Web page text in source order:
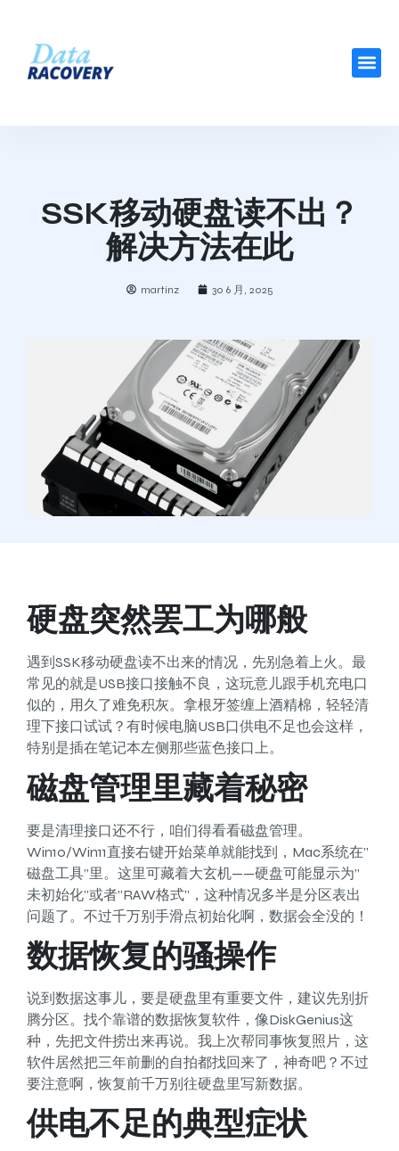
SSK移动硬盘读不出？
解决方法在此
martinz 30 6 月, 2025
硬盘突然罢工为哪般
遇到SSK移动硬盘读不出来的情况，先别急着上火。最
常见的就是USB接口接触不良，这玩意儿跟手机充电口
似的，用久了难免积灰。拿根牙签缠上酒精棉，轻轻清
理下接口试试？有时候电脑USB口供电不足也会这样，
特别是插在笔记本左侧那些蓝色接口上。
磁盘管理里藏着秘密
要是清理接口还不行，咱们得看看磁盘管理。
Win10/Win11直接右键开始菜单就能找到，Mac系统在”
磁盘工具”里。这里可藏着大玄机——硬盘可能显示为”
未初始化”或者”RAW格式”，这种情况多半是分区表出
问题了。不过千万别手滑点初始化啊，数据会全没的！
数据恢复的骚操作
说到数据这事儿，要是硬盘里有重要文件，建议先别折
腾分区。找个靠谱的数据恢复软件，像DiskGenius这
种，先把文件捞出来再说。我上次帮同事恢复照片，这
软件居然把三年前删的自拍都找回来了，神奇吧？不过
要注意啊，恢复前千万别往硬盘里写新数据。
供电不足的典型症状